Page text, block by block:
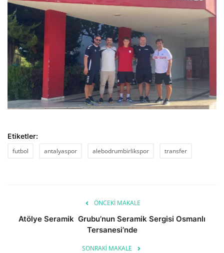
Etiketler:
futbol
antalyaspor alebodrumbirlikspor transfer
ÖNCEKI MAKALE
Atölye Seramik Grubu’nun Seramik Sergisi Osmanlı
Tersanesi’nde
SONRAKI MAKALE